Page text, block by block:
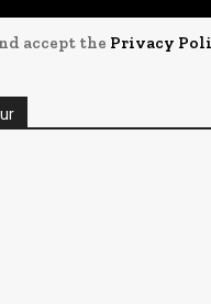
accept the Privacy